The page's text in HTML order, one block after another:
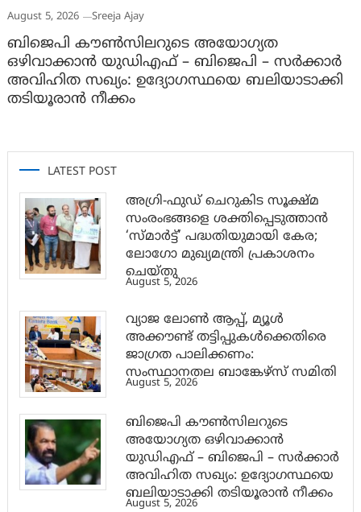
August 5, 2026 Sreeja Ajay
ബിജെപി കൗൺസിലറുടെ അയോഗ്യത
ഒഴിവാക്കാൻ യുഡിഎഫ് – ബിജെപി – സർക്കാർ
അവിഹിത സഖ്യം: ഉദ്യോഗസ്ഥയെ ബലിയാടാക്കി
തടിയൂരാൻ നീക്കം
LATEST POST
അഗ്രി-ഫുഡ് ചെറുകിട സൂക്ഷ്മ
സംരംഭങ്ങളെ ശക്തിപ്പെടുത്താന്‍
‘സ്മാര്‍ട്ട്’ പദ്ധതിയുമായി കേര;
ലോഗോ മുഖ്യമന്ത്രി പ്രകാശനം
ചെയ്തു
August 5, 2026
വ്യാജ ലോൺ ആപ്പ്, മ്യൂൾ
അക്കൗണ്ട് തട്ടിപ്പുകൾക്കെതിരെ
ജാ​ഗ്രത പാലിക്കണം:
സംസ്ഥാനതല ബാങ്കേഴ്സ് സമിതി
August 5, 2026
ബിജെപി കൗൺസിലറുടെ
അയോഗ്യത ഒഴിവാക്കാൻ
യുഡിഎഫ് – ബിജെപി – സർക്കാർ
അവിഹിത സഖ്യം: ഉദ്യോഗസ്ഥയെ
ബലിയാടാക്കി തടിയൂരാൻ നീക്കം
August 5, 2026